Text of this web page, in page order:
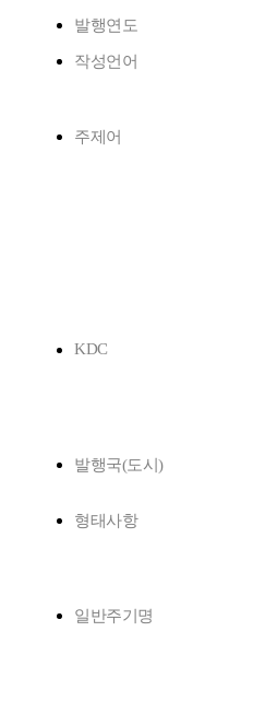
발행연도
작성언어
주제어
KDC
발행국(도시)
형태사항
일반주기명